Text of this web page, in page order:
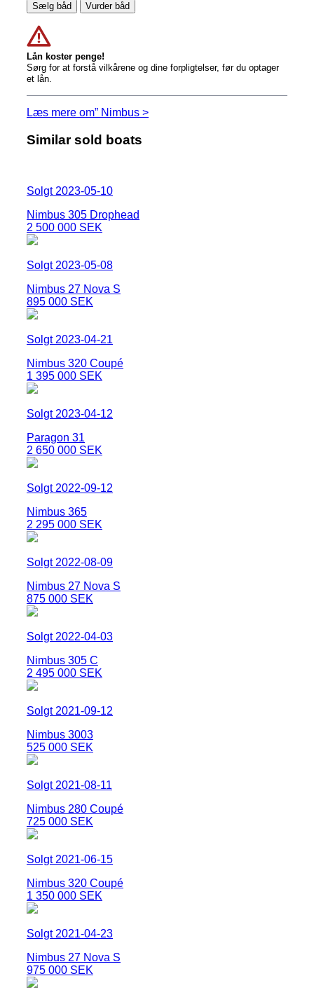
Sælg båd Vurder båd
Lån koster penge!
Sørg for at forstå vilkårene og dine forpligtelser, før du optager
et lån.
Læs mere om” Nimbus >
Similar sold boats
Solgt 2023-05-10
Nimbus 305 Drophead
2 500 000 SEK
Solgt 2023-05-08
Nimbus 27 Nova S
895 000 SEK
Solgt 2023-04-21
Nimbus 320 Coupé
1 395 000 SEK
Solgt 2023-04-12
Paragon 31
2 650 000 SEK
Solgt 2022-09-12
Nimbus 365
2 295 000 SEK
Solgt 2022-08-09
Nimbus 27 Nova S
875 000 SEK
Solgt 2022-04-03
Nimbus 305 C
2 495 000 SEK
Solgt 2021-09-12
Nimbus 3003
525 000 SEK
Solgt 2021-08-11
Nimbus 280 Coupé
725 000 SEK
Solgt 2021-06-15
Nimbus 320 Coupé
1 350 000 SEK
Solgt 2021-04-23
Nimbus 27 Nova S
975 000 SEK